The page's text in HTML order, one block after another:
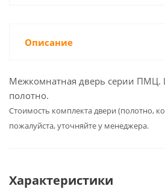
Описание
Межкомнатная дверь серии ПМЦ.
полотно.
Cтоимость комплекта двери (полотно,
пожалуйста, уточняйте у менеджера.
Характеристики